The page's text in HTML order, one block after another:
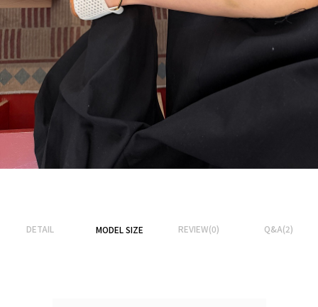
DETAIL MODEL SIZE REVIEW(0) Q&A(2)